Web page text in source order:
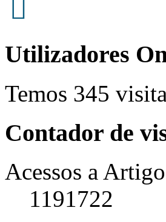
Utilizadores
Temos 345
Contador de
Acessos a
1191722